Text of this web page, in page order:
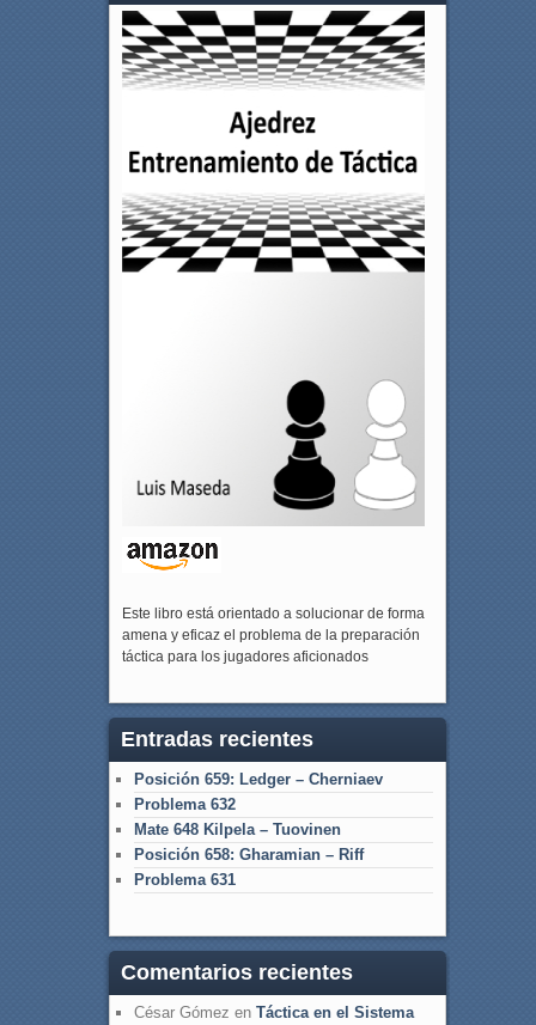
Este libro está orientado a solucionar de forma
amena y eficaz el problema de la preparación
táctica para los jugadores aficionados
Entradas recientes
Posición 659: Ledger – Cherniaev
Problema 632
Mate 648 Kilpela – Tuovinen
Posición 658: Gharamian – Riff
Problema 631
Comentarios recientes
César Gómez en Táctica en el Sistema